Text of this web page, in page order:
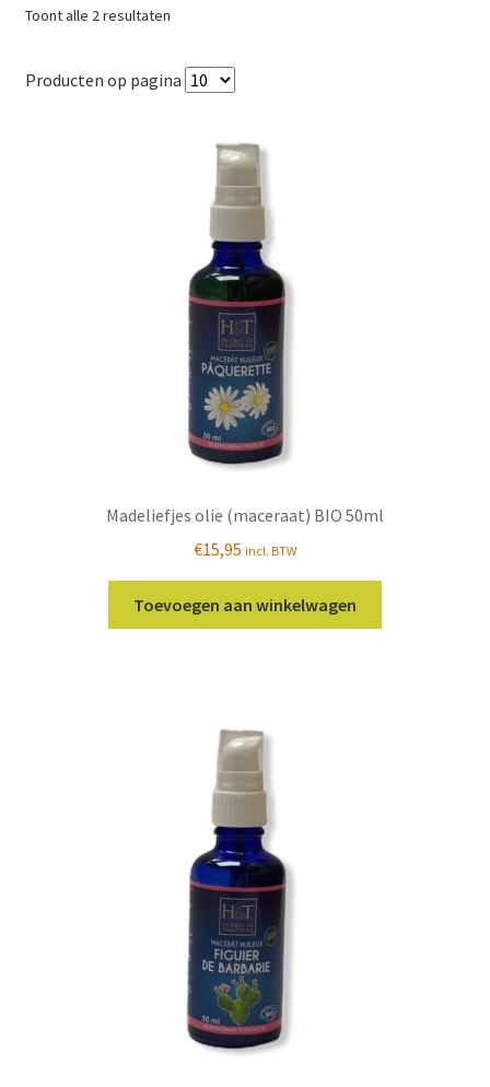
Toont alle 2 resultatenGesorteerd
populariteit
Producten op pagina
Madeliefjes olie (maceraat) BIO 50ml
€15,95 incl. BTW
Toevoegen aan winkelwagen